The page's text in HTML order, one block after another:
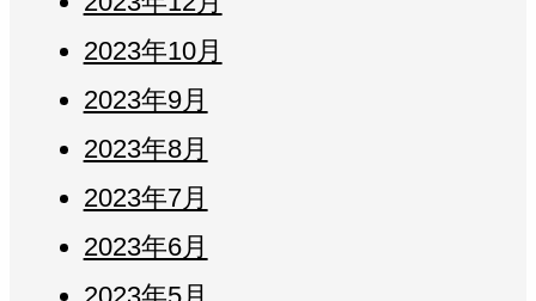
2023年10月
2023年9月
2023年8月
2023年7月
2023年6月